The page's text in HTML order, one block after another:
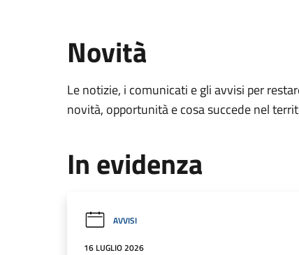
Novità
Le notizie, i comunicati e gli avvisi per
novità, opportunità e cosa succede nel
In evidenza
AVVISI
16 LUGLIO 2026